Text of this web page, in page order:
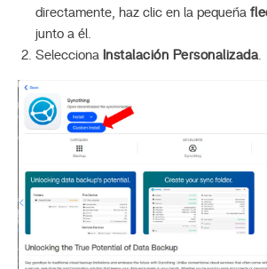
directamente, haz clic en la pequeña
junto a él.
Selecciona Instalación Personalizada